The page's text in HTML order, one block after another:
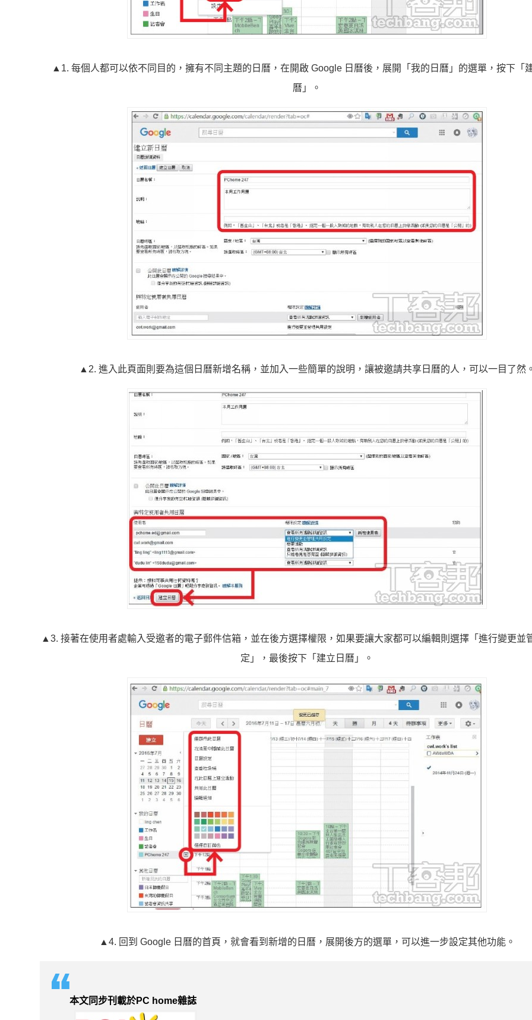
▲1. 每個人都可以依不同目的，擁有不同主題的日曆，在開啟 Google 日曆後，展開「我的日曆」的選單，按下「
曆」。
▲2. 進入此頁面則要為這個日曆新增名稱，並加入一些簡單的說明，讓被邀請共享日曆的人，可以一目了然
▲3. 接著在使用者處輸入受邀者的電子郵件信箱，並在後方選擇權限，如果要讓大家都可以編輯則選擇「進行變更並
定」，最後按下「建立日曆」。
▲4. 回到 Google 日曆的首頁，就會看到新增的日曆，展開後方的選單，可以進一步設定其他功能。
本文同步刊載於PC home雜誌